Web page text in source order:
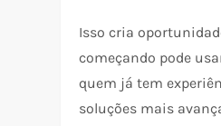
Isso cria
começando pode
quem já tem
soluções mais